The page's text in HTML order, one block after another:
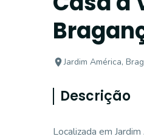
Jardim América,
Descrição
Localizada em